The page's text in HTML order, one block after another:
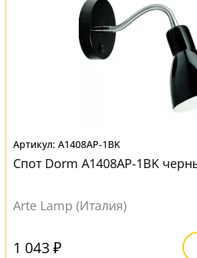
A1408AP-1BK
Спот Dorm A1408AP-1BK
Arte Lamp (Италия)
1 043 ₽